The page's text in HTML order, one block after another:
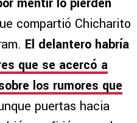
compartió Chicharito
El delantero habría
que se acercó a
los rumores que
puertas hacia